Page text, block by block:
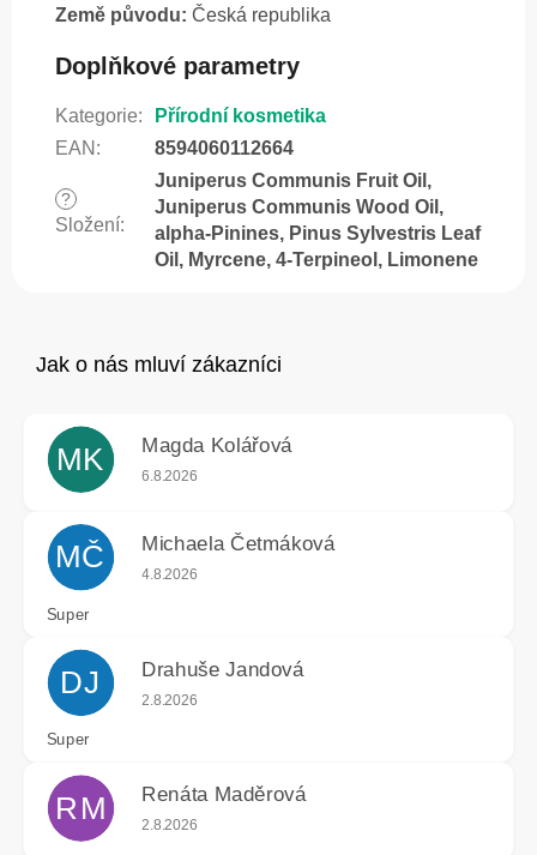
Země původu: Česká republika
Doplňkové parametry
Kategorie:
Přírodní kosmetika
EAN : 8594060112664
?
Složení:
Juniperus Communis Fruit Oil,
Juniperus Communis Wood Oil,
alpha-Pinines, Pinus Sylvestris Leaf
Oil, Myrcene, 4-Terpineol, Limonene
MK Magda Kolářová
Hodnocení obchodu je 5 z 5 hvězdiček.
6.8.2026
MČ Michaela Četmáková
Hodnocení obchodu je 5 z 5 hvězdiček.
4.8.2026
Super
DJ Drahuše Jandová
Hodnocení obchodu je 5 z 5 hvězdiček.
2.8.2026
Super
RM Renáta Maděrová
Hodnocení obchodu je 5 z 5 hvězdiček.
2.8.2026